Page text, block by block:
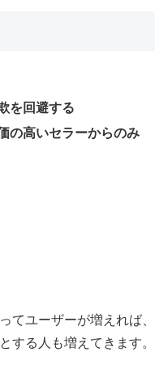
を回避する
の高いセラーからのみ
てユーザーが増えれば、
する人も増えてきます。